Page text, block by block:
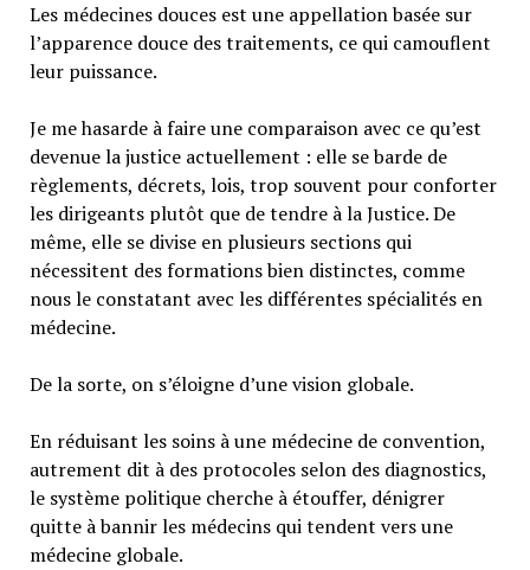
Les médecines douces est une appellation basée sur
l’apparence douce des traitements, ce qui camouflent
leur puissance.
Je me hasarde à faire une comparaison avec ce qu’est
devenue la justice actuellement : elle se barde de
règlements, décrets, lois, trop souvent pour conforter
les dirigeants plutôt que de tendre à la Justice. De
même, elle se divise en plusieurs sections qui
nécessitent des formations bien distinctes, comme
nous le constatant avec les différentes spécialités en
médecine.
De la sorte, on s’éloigne d’une vision globale.
En réduisant les soins à une médecine de convention,
autrement dit à des protocoles selon des diagnostics,
le système politique cherche à étouffer, dénigrer
quitte à bannir les médecins qui tendent vers une
médecine globale.